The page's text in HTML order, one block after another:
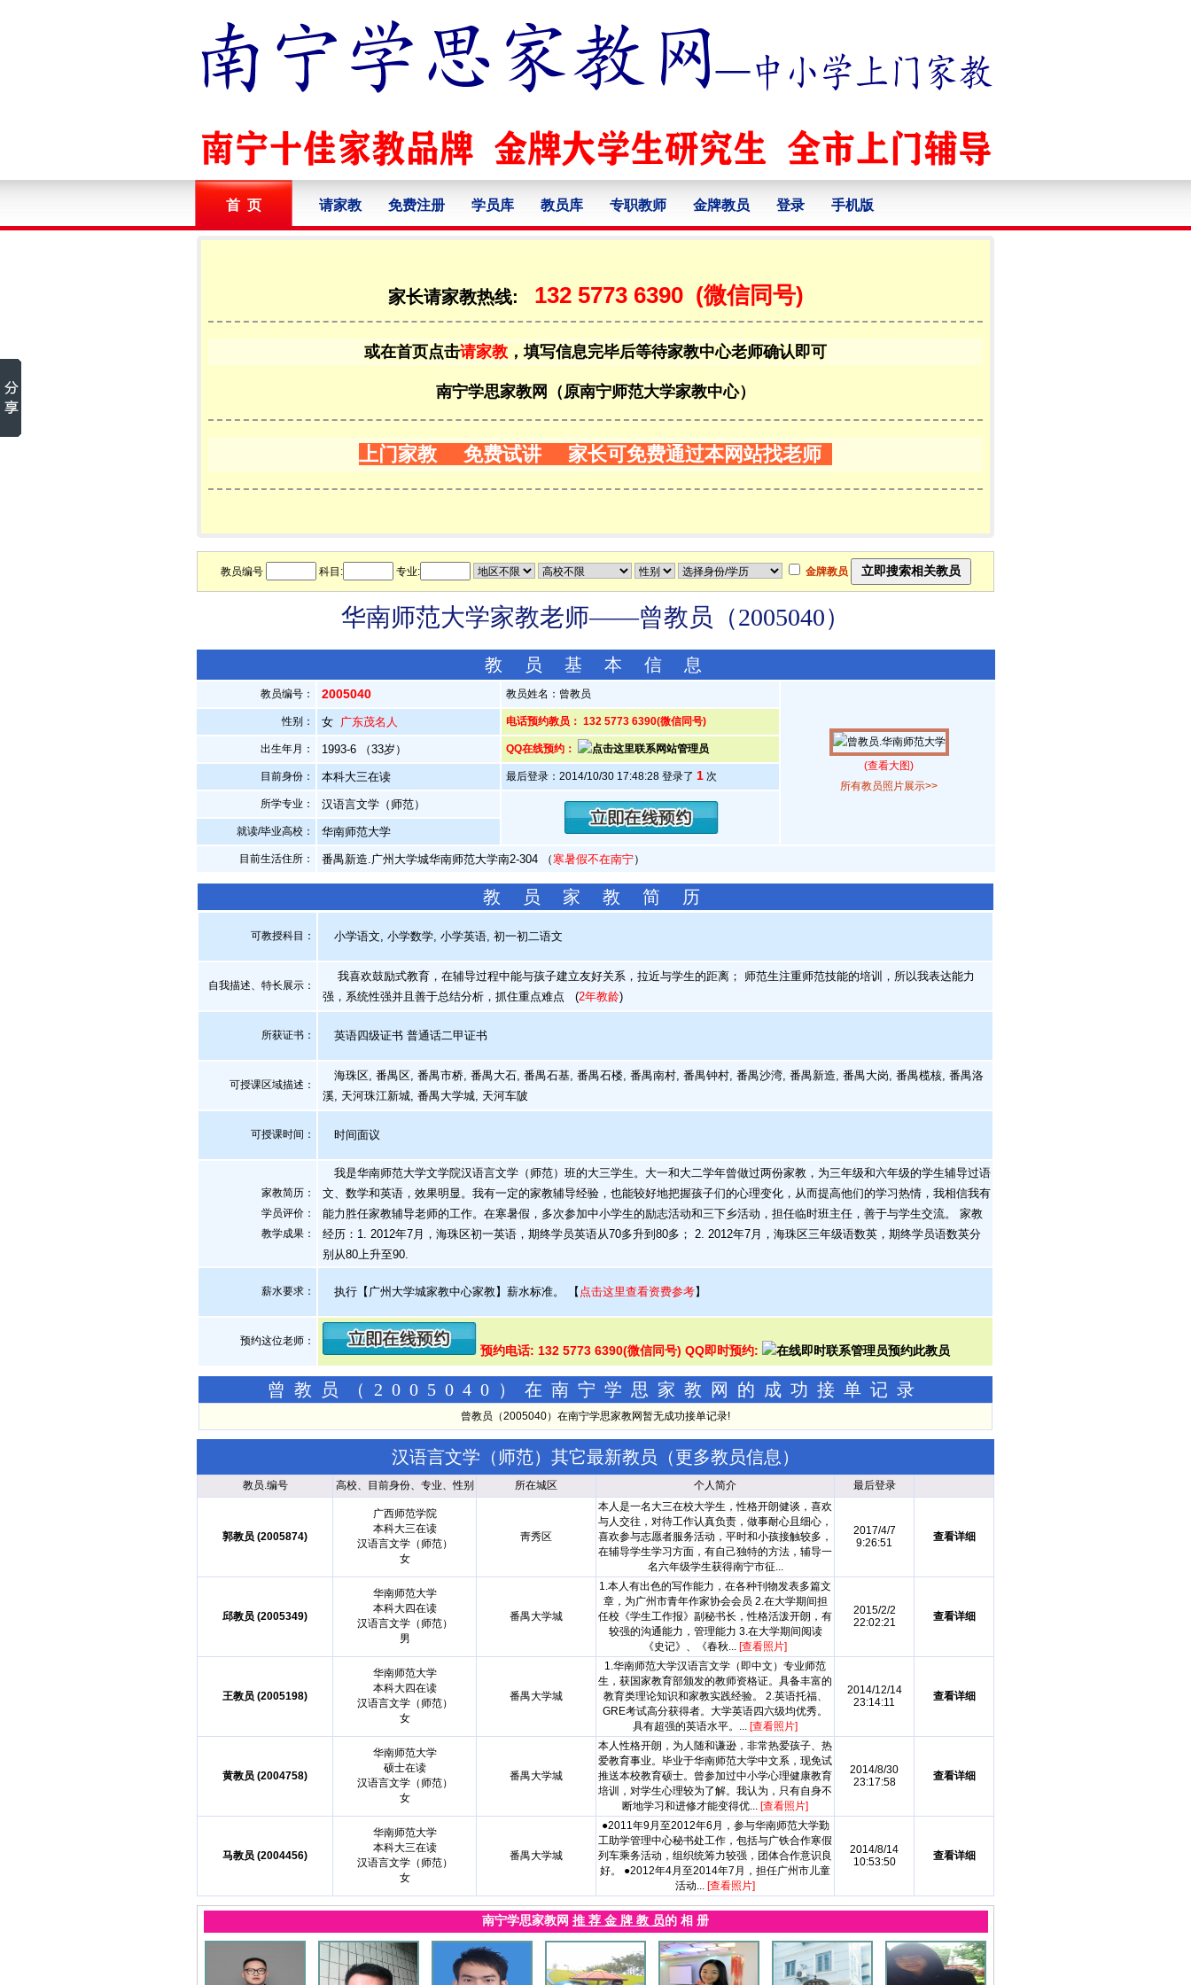
首 页 请家教 免费注册 学员库 教员库 专职教师 金牌教员 登录 手机版
家长请家教热线: 132 5773 6390(微信同号)
或在首页点击请家教 ，填写信息完毕后等待家教中心老师确认即可
南宁学思家教网（原南宁师范大学家教中心）
上门家教 免费试讲 家长可免费通过本网站找老师
教员编号 科目: 专业: 金牌教员
华南师范大学家教老师——曾教员（2005040）
教 员 基 本 信 息
教员编号： 2005040 教员姓名：曾教员
(查看大图)
所有教员照片展示>>
性别： 女 广东茂名人 电话预约教员： 132 5773 6390(微信同号)
出生年月： 1993-6 （33岁） QQ在线预约：
目前身份： 本科大三在读 最后登录：2014/10/30 17:48:28 登录了 1次
所学专业： 汉语言文学（师范）
就读/毕业高校： 华南师范大学
目前生活住所： 番禺新造.广州大学城华南师范大学南2-304 （寒暑假不在南宁）
教 员 家 教 简 历
可教授科目： 小学语文, 小学数学, 小学英语, 初一初二语文
自我描述、特长展示 ：
我喜欢鼓励式教育，在辅导过程中能与孩子建立友好关系，拉近与学生的距离； 师范生注重师范技能的培训，所以我表达能力
强，系统性强并且善于总结分析，抓住重点难点
(2年教龄)
所获证书 ： 英语四级证书 普通话二甲证书
可授课区域描述：
海珠区, 番禺区, 番禺市桥, 番禺大石, 番禺石基, 番禺石楼, 番禺南村, 番禺钟村, 番禺沙湾, 番禺新造, 番禺大岗, 番禺榄核, 番禺洛
溪, 天河珠江新城, 番禺大学城, 天河车陂
可授课时间： 时间面议
家教简历：
学员评价：
教学成果：
我是华南师范大学文学院汉语言文学（师范）班的大三学生。大一和大二学年曾做过两份家教，为三年级和六年级的学生辅导过语
文、数学和英语，效果明显。我有一定的家教辅导经验，也能较好地把握孩子们的心理变化，从而提高他们的学习热情，我相信我有
能力胜任家教辅导老师的工作。在寒暑假，多次参加中小学生的励志活动和三下乡活动，担任临时班主任，善于与学生交流。 家教
经历：1. 2012年7月，海珠区初一英语，期终学员英语从70多升到80多； 2. 2012年7月，海珠区三年级语数英，期终学员语数英分
别从80上升至90.
薪水要求： 执行【广州大学城家教中心家教】薪水标准。 【 点击这里查看资费参考】
预约这位老师：
预约电话: 132 5773 6390(微信同号) QQ即时预约:
曾教员（2005040）在南宁学思家教网的成功接单记录
曾教员（2005040）在南宁学思家教网暂无成功接单记录!
汉语言文学（师范）其它最新教员（更多教员信息 ）
教员.编号 高校、目前身份、专业、性别 所在城区 个人简介 最后登录
郭教员 (2005874)
广西师范学院
本科大三在读
汉语言文学（师范）
女
靑秀区
本人是一名大三在校大学生，性格开朗健谈，喜欢
与人交往，对待工作认真负责，做事耐心且细心，
喜欢参与志愿者服务活动，平时和小孩接触较多，
在辅导学生学习方面，有自己独特的方法，辅导一
名六年级学生获得南宁市征...
2017/4/7
9:26:51
查看详细
邱教员 (2005349)
华南师范大学
本科大四在读
汉语言文学（师范）
男
番禺大学城
1.本人有出色的写作能力，在各种刊物发表多篇文
章，为广州市青年作家协会会员 2.在大学期间担
任校《学生工作报》副秘书长，性格活泼开朗，有
较强的沟通能力，管理能力 3.在大学期间阅读
《史记》、《春秋... [查看照片]
2015/2/2
22:02:21
查看详细
王教员 (2005198)
华南师范大学
本科大四在读
汉语言文学（师范）
女
番禺大学城
1.华南师范大学汉语言文学（即中文）专业师范
生，获国家教育部颁发的教师资格证。具备丰富的
教育类理论知识和家教实践经验。 2.英语托福、
GRE考试高分获得者。大学英语四六级均优秀。
具有超强的英语水平。... [查看照片]
2014/12/14
23:14:11
查看详细
黄教员 (2004758)
华南师范大学
硕士在读
汉语言文学（师范）
女
番禺大学城
本人性格开朗，为人随和谦逊，非常热爱孩子、热
爱教育事业。毕业于华南师范大学中文系，现免试
推送本校教育硕士。曾参加过中小学心理健康教育
培训，对学生心理较为了解。我认为，只有自身不
断地学习和进修才能变得优... [查看照片]
2014/8/30
23:17:58
查看详细
马教员 (2004456)
华南师范大学
本科大三在读
汉语言文学（师范）
女
番禺大学城
●2011年9月至2012年6月，参与华南师范大学勤
工助学管理中心秘书处工作，包括与广铁合作寒假
列车乘务活动，组织统筹力较强，团体合作意识良
好。 ●2012年4月至2014年7月，担任广州市儿童
活动... [查看照片]
2014/8/14
10:53:50
查看详细
南宁学思家教网 推 荐 金 牌 教 员的 相 册